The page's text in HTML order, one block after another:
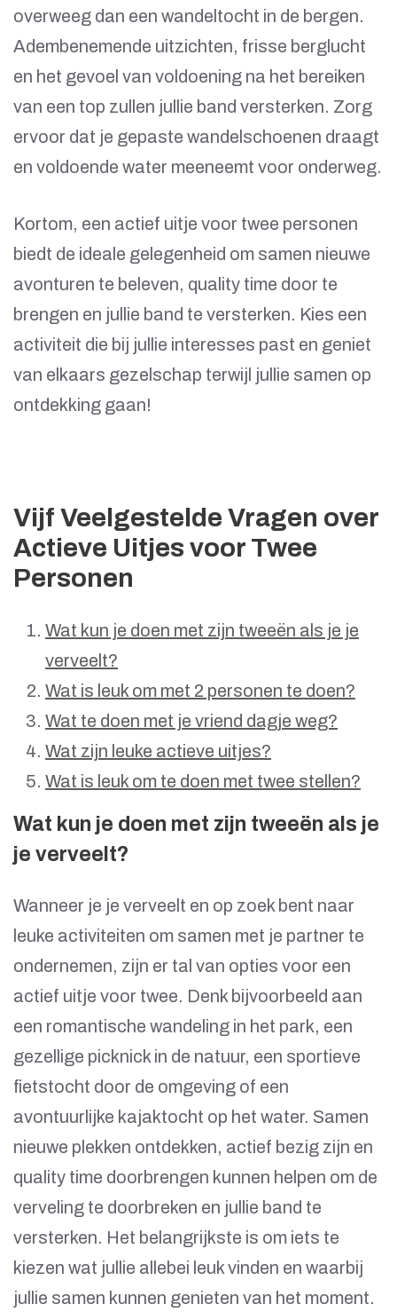
overweeg dan een wandeltocht in de bergen.
Adembenemende uitzichten, frisse berglucht
en het gevoel van voldoening na het bereiken
van een top zullen jullie band versterken. Zorg
ervoor dat je gepaste wandelschoenen draagt
en voldoende water meeneemt voor onderweg.
Kortom, een actief uitje voor twee personen
biedt de ideale gelegenheid om samen nieuwe
avonturen te beleven, quality time door te
brengen en jullie band te versterken. Kies een
activiteit die bij jullie interesses past en geniet
van elkaars gezelschap terwijl jullie samen op
ontdekking gaan!
Vijf Veelgestelde Vragen over
Actieve Uitjes voor Twee
Personen
Wat kun je doen met zijn tweeën als je je
verveelt?
Wat is leuk om met 2 personen te doen?
Wat te doen met je vriend dagje weg?
Wat zijn leuke actieve uitjes?
Wat is leuk om te doen met twee stellen?
Wat kun je doen met zijn tweeën als je
je verveelt?
Wanneer je je verveelt en op zoek bent naar
leuke activiteiten om samen met je partner te
ondernemen, zijn er tal van opties voor een
actief uitje voor twee. Denk bijvoorbeeld aan
een romantische wandeling in het park, een
gezellige picknick in de natuur, een sportieve
fietstocht door de omgeving of een
avontuurlijke kajaktocht op het water. Samen
nieuwe plekken ontdekken, actief bezig zijn en
quality time doorbrengen kunnen helpen om de
verveling te doorbreken en jullie band te
versterken. Het belangrijkste is om iets te
kiezen wat jullie allebei leuk vinden en waarbij
jullie samen kunnen genieten van het moment.